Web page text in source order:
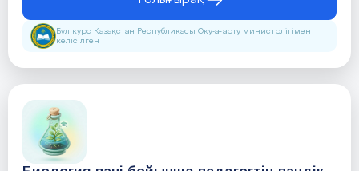
Бұл курс Қазақстан Республикасы Оқу-ағарту министрлігімен
келісілген